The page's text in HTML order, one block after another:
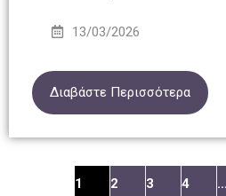
13/03/2026
Διαβάστε Περισσότερα
1 2 3 4 …